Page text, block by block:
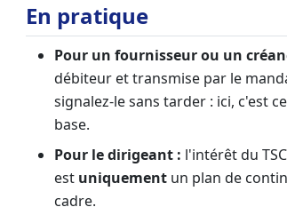
En pratique
Pour un fournisseur ou un
débiteur et transmise par le
signalez-le sans tarder : ici, c'est
base.
Pour le dirigeant : l'intérêt du
est uniquement un plan de
cadre.